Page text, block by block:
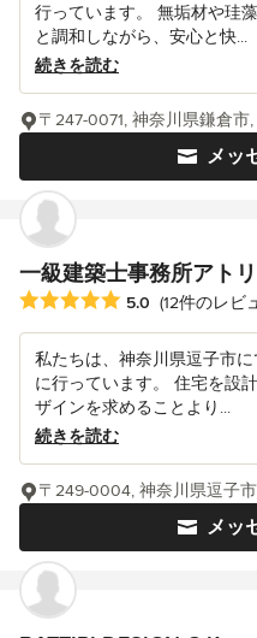
行っています。 無垢材や珪
と調和しながら、安心と快...
続きを読む
メッ
〒247-0071, 神奈川県鎌倉市
一級建築士事務所アト
平均評価：5つ星中 星5
5.0 (12件のレビ
私たちは、神奈川県逗子市
に行っています。 住宅を設
ザインを求めることより...
続きを読む
メッ
〒249-0004, 神奈川県逗子市